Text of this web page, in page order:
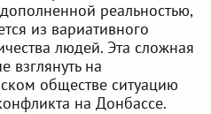
реальностью,
из вариативного
людей. Эта сложная
взглянуть на
обществе ситуацию
на Донбассе.